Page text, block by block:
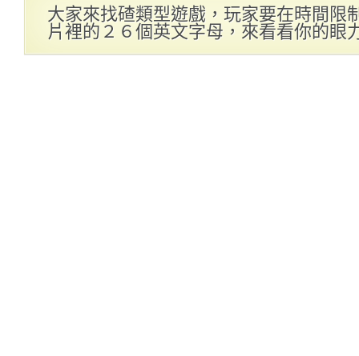
大家來找碴類型遊戲，玩家要在時間限
片裡的２６個英文字母，來看看你的眼